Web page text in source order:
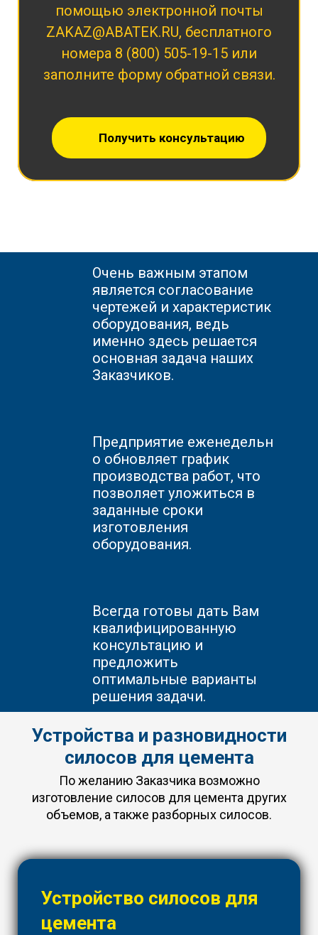
помощью электронной почты
ZAKAZ@ABATEK.RU, бесплатного
номера 8 (800) 505-19-15 или
заполните форму обратной связи.
Получить консультацию
Очень важным этапом
является согласование
чертежей и характеристик
оборудования, ведь
именно здесь решается
основная задача наших
Заказчиков.
Предприятие еженедельн
о обновляет график
производства работ, что
позволяет уложиться в
заданные сроки
изготовления
оборудования.
Всегда готовы дать Вам
квалифицированную
консультацию и
предложить
оптимальные варианты
решения задачи.
Устройства и разновидности
силосов для цемента
По желанию Заказчика возможно
изготовление силосов для цемента других
объемов, а также разборных силосов.
Устройство силосов для
цемента